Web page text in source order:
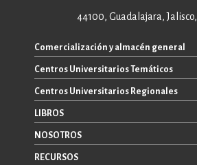
44100, Guadalajara,
Comercialización y almacén general
+52 33 3640 6326
+52 33 3640 4595
ventas@editorial.udg.mx
WhatsApp: +52 33 1433 6869
Centros Universitarios Temáticos
CUAAD
CUCEA
CUCBA
CUCEI
Centros Universitarios Regionales
CUALTOS
CUCHAPALA
LIBROS
TODOS LOS LIBROS
E-BOOKS
NOSOTROS
SOBRE NOSOTROS
RECURSOS